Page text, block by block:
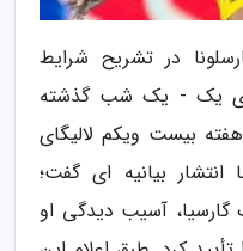
در تشریح شرایط
تساوی یک - یک شب گذشته
هفته بیست ویکم لالیگای
بیانیه ای گفت؛
آسیب دیدگی او